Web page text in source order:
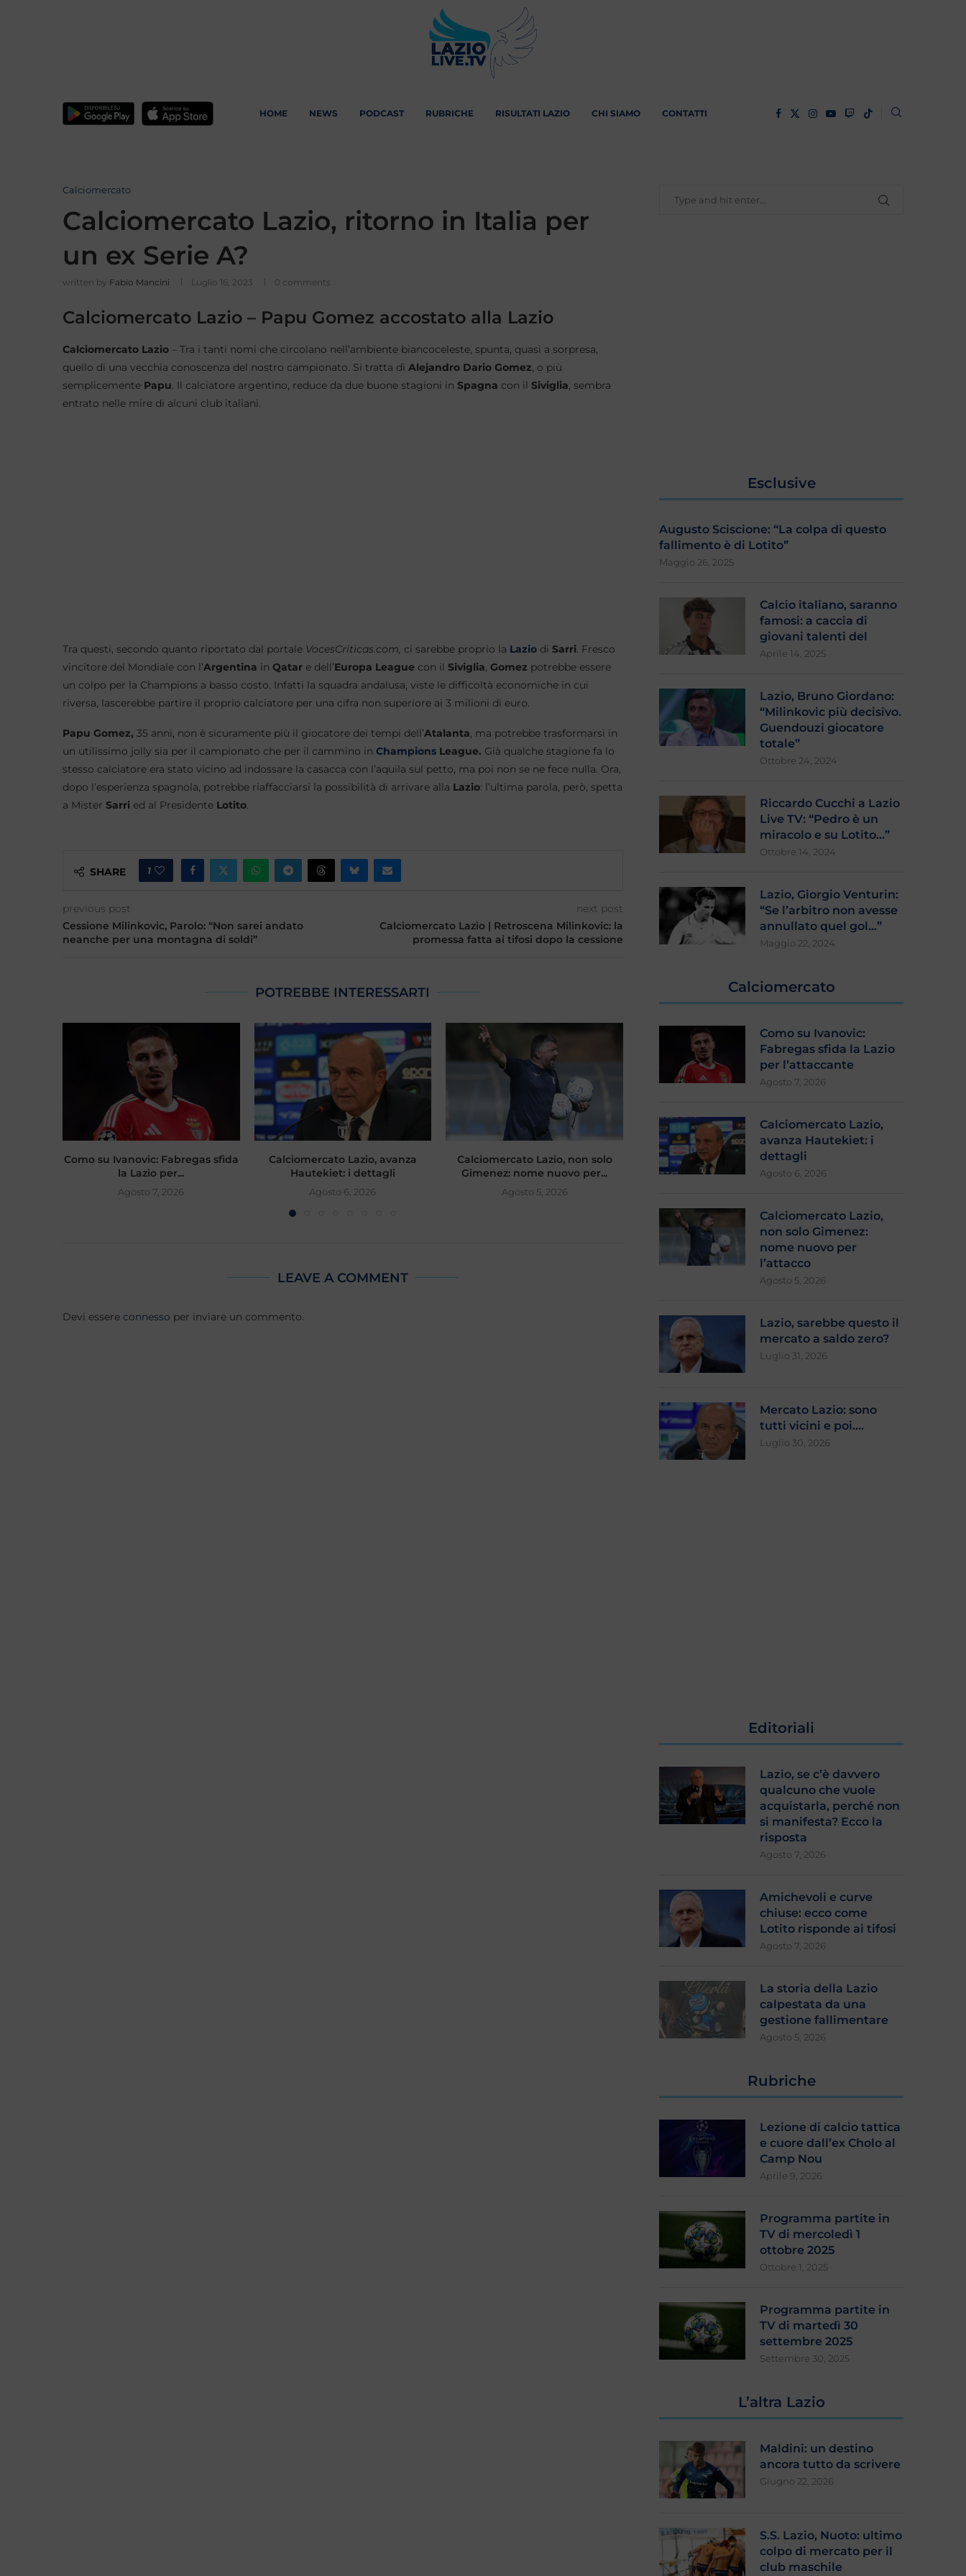
HOME NEWS PODCAST RUBRICHE RISULTATI LAZIO CHI SIAMO CONTATTI
Calciomercato
Calciomercato Lazio, ritorno in Italia per
un ex Serie A?
written by Fabio Mancini Luglio 16, 2023 0 comments
Calciomercato Lazio – Papu Gomez accostato alla Lazio
Calciomercato Lazio – Tra i tanti nomi che circolano nell’ambiente biancoceleste, spunta, quasi a sorpresa,
quello di una vecchia conoscenza del nostro campionato. Si tratta di Alejandro Dario Gomez, o più
semplicemente Papu. Il calciatore argentino, reduce da due buone stagioni in Spagna con il Siviglia, sembra
entrato nelle mire di alcuni club italiani.
Tra questi, secondo quanto riportato dal portale VocesCriticas.com, ci sarebbe proprio la Lazio di Sarri. Fresco
vincitore del Mondiale con l’Argentina in Qatar e dell’Europa League con il Siviglia, Gomez potrebbe essere
un colpo per la Champions a basso costo. Infatti la squadra andalusa, viste le difficoltà economiche in cui
riversa, lascerebbe partire il proprio calciatore per una cifra non superiore ai 3 milioni di euro.
Papu Gomez, 35 anni, non è sicuramente più il giocatore dei tempi dell’Atalanta, ma potrebbe trasformarsi in
un utilissimo jolly sia per il campionato che per il cammino in Champions League. Già qualche stagione fa lo
stesso calciatore era stato vicino ad indossare la casacca con l’aquila sul petto, ma poi non se ne fece nulla. Ora,
dopo l’esperienza spagnola, potrebbe riaffacciarsi la possibilità di arrivare alla Lazio: l’ultima parola, però, spetta
a Mister Sarri ed al Presidente Lotito.
SHARE 1
previous post
Cessione Milinkovic, Parolo: “Non sarei andato
neanche per una montagna di soldi”
next post
Calciomercato Lazio | Retroscena Milinkovic: la
promessa fatta ai tifosi dopo la cessione
POTREBBE INTERESSARTI
Como su Ivanovic: Fabregas sfida
la Lazio per...
Agosto 7, 2026
Calciomercato Lazio, avanza
Hautekiet: i dettagli
Agosto 6, 2026
Calciomercato Lazio, non solo
Gimenez: nome nuovo per...
Agosto 5, 2026
Lazio, sarebbe questo il mercato
a saldo zero?
LEAVE A COMMENT
Devi essere connesso per inviare un commento.
Esclusive
Augusto Sciscione: “La colpa di questo
fallimento è di Lotito”
Maggio 26, 2025
Calcio italiano, saranno
famosi: a caccia di
giovani talenti del
Aprile 14, 2025
Lazio, Bruno Giordano:
“Milinkovic più decisivo.
Guendouzi giocatore
totale”
Ottobre 24, 2024
Riccardo Cucchi a Lazio
Live TV: “Pedro è un
miracolo e su Lotito…”
Ottobre 14, 2024
Lazio, Giorgio Venturin:
“Se l’arbitro non avesse
annullato quel gol…”
Maggio 22, 2024
Calciomercato
Como su Ivanovic:
Fabregas sfida la Lazio
per l’attaccante
Agosto 7, 2026
Calciomercato Lazio,
avanza Hautekiet: i
dettagli
Agosto 6, 2026
Calciomercato Lazio,
non solo Gimenez:
nome nuovo per
l’attacco
Agosto 5, 2026
Lazio, sarebbe questo il
mercato a saldo zero?
Luglio 31, 2026
Mercato Lazio: sono
tutti vicini e poi….
Luglio 30, 2026
Editoriali
Lazio, se c’è davvero
qualcuno che vuole
acquistarla, perché non
si manifesta? Ecco la
risposta
Agosto 7, 2026
Amichevoli e curve
chiuse: ecco come
Lotito risponde ai tifosi
Agosto 7, 2026
La storia della Lazio
calpestata da una
gestione fallimentare
Agosto 5, 2026
Rubriche
Lezione di calcio tattica
e cuore dall’ex Cholo al
Camp Nou
Aprile 9, 2026
Programma partite in
TV di mercoledì 1
ottobre 2025
Ottobre 1, 2025
Programma partite in
TV di martedì 30
settembre 2025
Settembre 30, 2025
L’altra Lazio
Maldini: un destino
ancora tutto da scrivere
Giugno 22, 2026
S.S. Lazio, Nuoto: ultimo
colpo di mercato per il
club maschile